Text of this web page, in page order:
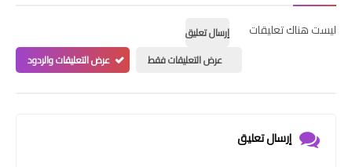
ليست هناك تعليقات
إرسال تعليق
عرض التعليقات فقط
عرض التعليقات والردود
إرسال تعليق